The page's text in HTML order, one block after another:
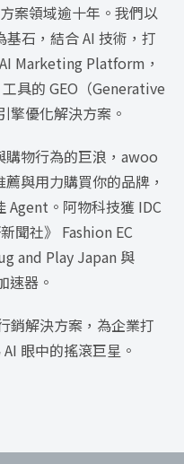
案領域逾十年。我們以
基石，結合 AI 技術，打
Marketing Platform，
具的 GEO（Generative
優化解決方案。
購物行為的巨浪，awoo
與用力購買你的品牌，
Agent。阿物科技獲 IDC
聞社》 Fashion EC
and Play Japan 與
速器。
銷解決方案，為企業打
眼中的搖滾巨星。